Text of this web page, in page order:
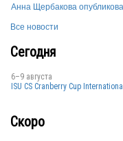
Анна Щербакова
Все новости
Сегодня
6–9 августа
ISU CS Cranberry Cup
Скоро